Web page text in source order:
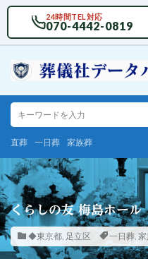
24時間TEL対応
070-4442-0819
直葬 一日葬 家族葬
くらしの友 梅島ホール
◆東京都, 足立区 一日葬,